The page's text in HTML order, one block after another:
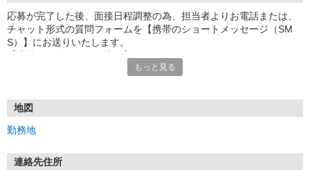
応募が完了した後、面接日程調整の為、担当者よりお電話または、
チャット形式の質問フォームを【携帯のショートメッセージ（SM
S）】にお送りいたします。
1.応募…Webもしくはお電話より応募ください。
※実技試験はドライバーの職種のみとなります。
もっと見る
地図
勤務地
連絡先住所